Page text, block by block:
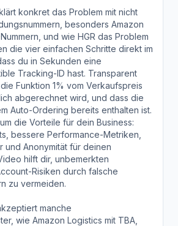
konkret das Problem mit nicht
besonders Amazon
und wie HGR das Problem
die vier einfachen Schritte direkt im
du in Sekunden eine
Tracking-ID hast. Transparent
Funktion 1% vom Verkaufspreis
abgerechnet wird, und dass die
Auto-Ordering bereits enthalten ist.
die Vorteile für dein Business:
bessere Performance-Metriken,
und Anonymität für deinen
hilft dir, unbemerkten
Risiken durch falsche
zu vermeiden.
manche
wie Amazon Logistics mit TBA,